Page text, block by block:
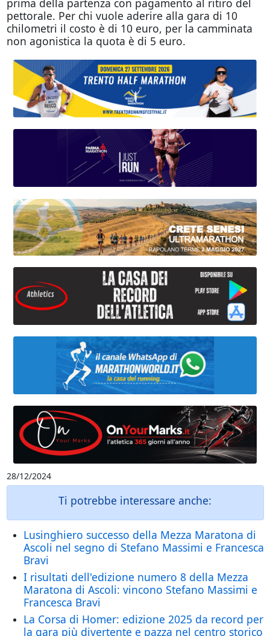
pettorale. Per chi vuole aderire alla gara di 10
chilometri il costo è di 10 euro, per la camminata
non agonistica la quota è di 5 euro.
28/12/2024
Ti potrebbe interessare anche:
Lusinghiero successo della Mezza Maratona di
Ascoli nel segno di Stefano Massimi e Francesca
Bravi
I risultati dell'edizione numero 8 della Mezza
Maratona di Ascoli: vincono Stefano Massimi e
Francesca Bravi
La Corsa di Homer: edizione 2025 da record per
la gara più divertente e pazza nel centro storico